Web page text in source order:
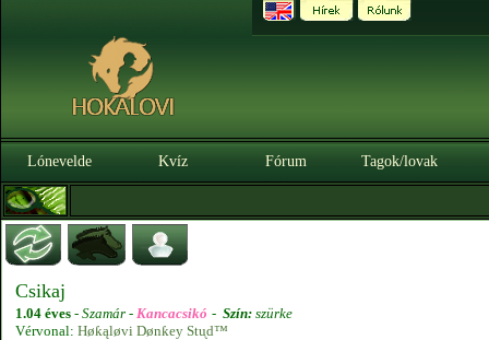
Lónevelde Kvíz Fórum Tagok/lovak
Csikaj
1.04 éves - Szamár - Kancacsikó - Szín: szürke
Vérvonal: Høƙąløvi Dønƙey Stᶙd™